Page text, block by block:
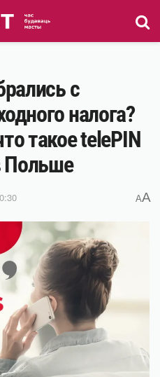
с
налога?
такое telePIN
Польше
AA